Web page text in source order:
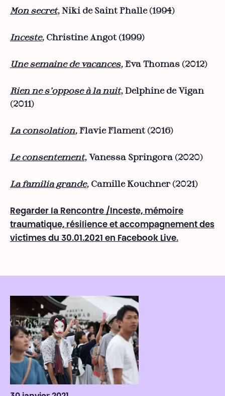
Mon secret, Niki de Saint Phalle (1994)
Inceste, Christine Angot (1999)
Une semaine de vacances, Eva Thomas (2012)
Rien ne s’oppose à la nuit, Delphine de Vigan
(2011)
La consolation, Flavie Flament (2016)
Le consentement, Vanessa Springora (2020)
La familia grande, Camille Kouchner (2021)
Regarder la Rencontre /Inceste, mémoire
traumatique, résilience et accompagnement des
victimes du 30.01.2021 en Facebook Live.